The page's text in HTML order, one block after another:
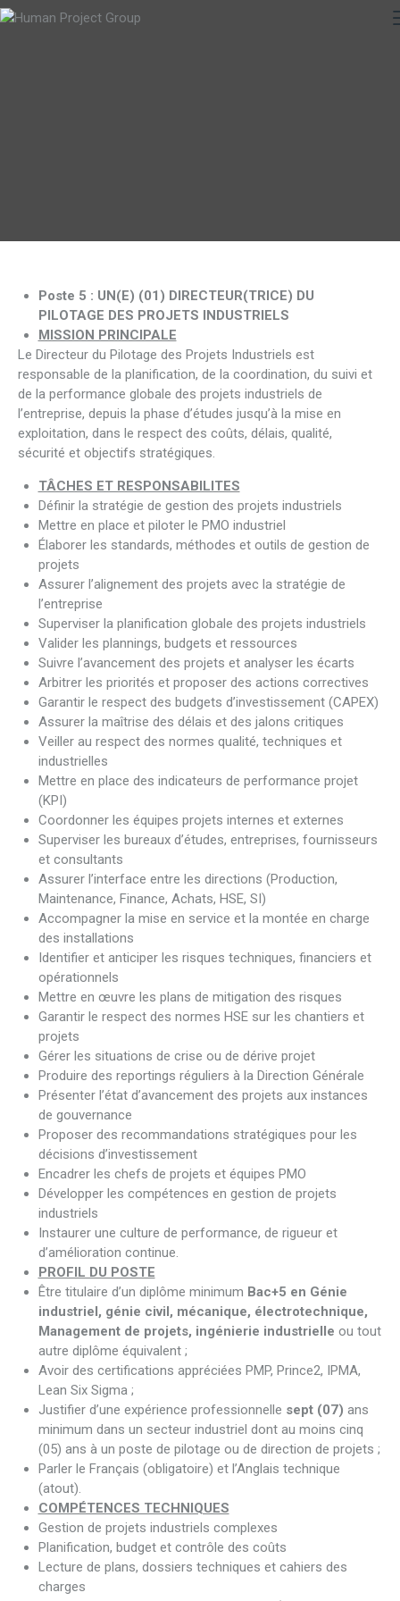
Poste 5 : UN(E) (01) DIRECTEUR(TRICE) DU
PILOTAGE DES PROJETS INDUSTRIELS
MISSION PRINCIPALE
Le Directeur du Pilotage des Projets Industriels est
responsable de la planification, de la coordination, du suivi et
de la performance globale des projets industriels de
l’entreprise, depuis la phase d’études jusqu’à la mise en
exploitation, dans le respect des coûts, délais, qualité,
sécurité et objectifs stratégiques.
TÂCHES ET RESPONSABILITES
Définir la stratégie de gestion des projets industriels
Mettre en place et piloter le PMO industriel
Élaborer les standards, méthodes et outils de gestion de
projets
Assurer l’alignement des projets avec la stratégie de
l’entreprise
Superviser la planification globale des projets industriels
Valider les plannings, budgets et ressources
Suivre l’avancement des projets et analyser les écarts
Arbitrer les priorités et proposer des actions correctives
Garantir le respect des budgets d’investissement (CAPEX)
Assurer la maîtrise des délais et des jalons critiques
Veiller au respect des normes qualité, techniques et
industrielles
Mettre en place des indicateurs de performance projet
(KPI)
Coordonner les équipes projets internes et externes
Superviser les bureaux d’études, entreprises, fournisseurs
et consultants
Assurer l’interface entre les directions (Production,
Maintenance, Finance, Achats, HSE, SI)
Accompagner la mise en service et la montée en charge
des installations
Identifier et anticiper les risques techniques, financiers et
opérationnels
Mettre en œuvre les plans de mitigation des risques
Garantir le respect des normes HSE sur les chantiers et
projets
Gérer les situations de crise ou de dérive projet
Produire des reportings réguliers à la Direction Générale
Présenter l’état d’avancement des projets aux instances
de gouvernance
Proposer des recommandations stratégiques pour les
décisions d’investissement
Encadrer les chefs de projets et équipes PMO
Développer les compétences en gestion de projets
industriels
Instaurer une culture de performance, de rigueur et
d’amélioration continue.
PROFIL DU POSTE
Être titulaire d’un diplôme minimum Bac+5 en Génie
industriel, génie civil, mécanique, électrotechnique,
Management de projets, ingénierie industrielle ou tout
autre diplôme équivalent ;
Avoir des certifications appréciées PMP, Prince2, IPMA,
Lean Six Sigma ;
Justifier d’une expérience professionnelle sept (07) ans
minimum dans un secteur industriel dont au moins cinq
(05) ans à un poste de pilotage ou de direction de projets ;
Parler le Français (obligatoire) et l’Anglais technique
(atout).
COMPÉTENCES TECHNIQUES
Gestion de projets industriels complexes
Planification, budget et contrôle des coûts
Lecture de plans, dossiers techniques et cahiers des
charges